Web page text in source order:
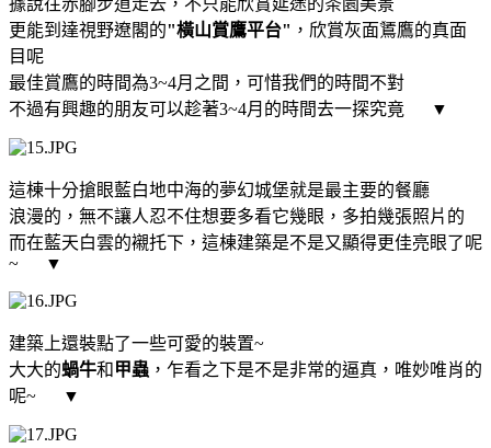
更能到達視野遼閣的"橫山賞鷹平台" ，欣賞灰面鵟鷹的真面
目呢
最佳賞鷹的時間為3~4月之間，可惜我們的時間不對
不過有興趣的朋友可以趁著3~4月的時間去一探究竟
▼
這棟十分搶眼藍白地中海的夢幻城堡就是最主要的餐廳
浪漫的，無不讓人忍不住想要多看它幾眼，多拍幾張照片的
而在藍天白雲的襯托下，這棟建築是不是又顯得更佳亮眼了呢
~
▼
建築上還裝點了一些可愛的裝置~
大大的蝸牛和 甲蟲 ，乍看之下是不是非常的逼真，唯妙唯肖的
呢~
▼